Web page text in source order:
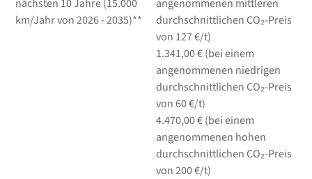
nächsten 10 Jahre (15.000
km/Jahr von 2026 - 2035)**
angenommenen mittleren
durchschnittlichen CO₂-Preis
von 127 €/t)
1.341,00 € (bei einem
angenommenen niedrigen
durchschnittlichen CO₂-Preis
von 60 €/t)
4.470,00 € (bei einem
angenommenen hohen
durchschnittlichen CO₂-Preis
von 200 €/t)